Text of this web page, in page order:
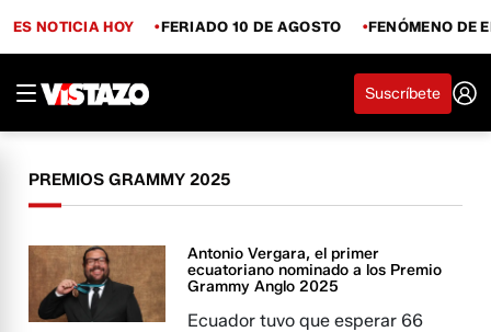
ES NOTICIA HOY FERIADO 10 DE AGOSTO FENÓMENO DE
Suscríbete
PREMIOS GRAMMY 2025
Antonio Vergara, el primer
ecuatoriano nominado a los Premio
Grammy Anglo 2025
Ecuador tuvo que esperar 66